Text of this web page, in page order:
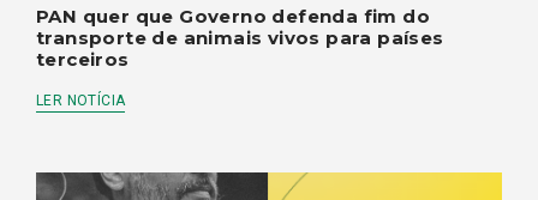
PAN quer que Governo defenda fim do
transporte de animais vivos para países
terceiros
LER NOTÍCIA